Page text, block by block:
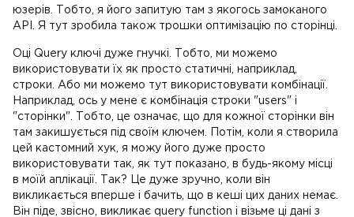
юзерів. Тобто, я його запитую там з якогось замоканого
API. Я тут зробила також трошки оптимізацію по сторінці.
Оці Query ключі дуже гнучкі. Тобто, ми можемо
використовувати їх як просто статичні, наприклад,
строки. Або ми можемо тут використовувати комбінації.
Наприклад, ось у мене є комбінація строки "users" і
"сторінки". Тобто, це означає, що для кожної сторінки він
там закишується під своїм ключем. Потім, коли я створила
цей кастомний хук, я можу його дуже просто
використовувати так, як тут показано, в будь-якому місці
в моїй аплікації. Так? Це дуже зручно, коли він
викликається вперше і бачить, що в кеші цих даних немає.
Він піде, звісно, викликає query function і візьме ці дані з